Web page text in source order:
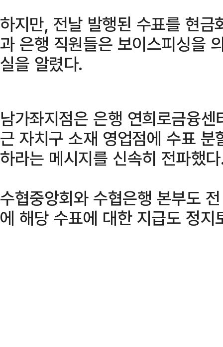
하지만, 전날 발행된 수표를 현
과 은행 직원들은 보이스피싱을
실을 알렸다.
남가좌지점은 은행 연희로금융
근 자치구 소재 영업점에 수표
하라는 메시지를 신속히 전파했
수협중앙회와 수협은행 본부도
에 해당 수표에 대한 지급도 정지